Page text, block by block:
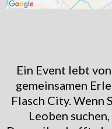
Ein Event lebt
gemeinsamen
Flasch City. Wenn
Leoben